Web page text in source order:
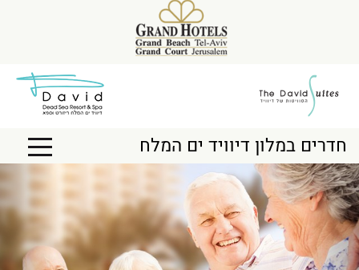
Previous
Toggle
חדרים במלון דיוויד ים המלח